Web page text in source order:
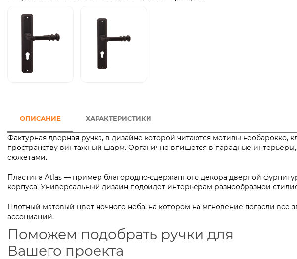
ОПИСАНИЕ ХАРАКТЕРИСТИКИ
Фактурная дверная ручка, в дизайне которой читаются мотивы
пространству винтажный шарм. Органично впишется в парадные
сюжетами.
Пластина Atlas — пример благородно-сдержанного декора дверной
корпуса. Универсальный дизайн подойдет интерьерам разнообразной
Плотный матовый цвет ночного неба, на котором на мгновение погасли все
ассоциаций.
Поможем подобрать ручки для
Вашего проекта